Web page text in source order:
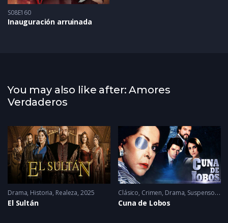
S08E160
Inauguración arruinada
You may also like after: Amores
Verdaderos
Drama, Historia, Realeza 2025
El Sultán
Clásico, Crimen, Drama, Suspenso
Cuna de Lobos